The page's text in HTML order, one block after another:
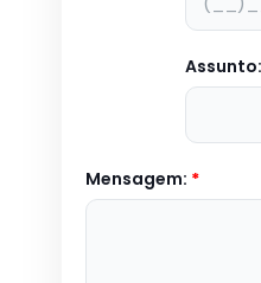
Assunto:
Mensagem: *